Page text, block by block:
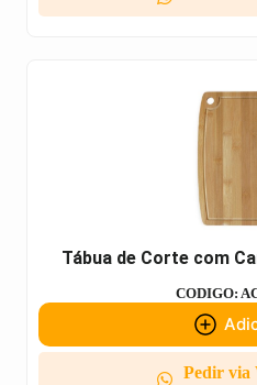
Tábua de Corte com
CODIGO:
Pedir via